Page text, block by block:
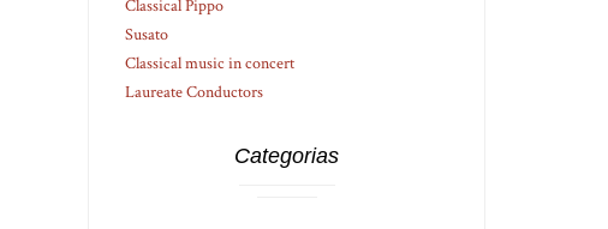
Classical Pippo
Susato
Classical music in concert
Laureate Conductors
Categorias